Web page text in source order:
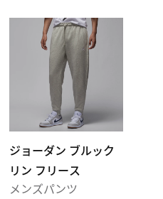
ジョーダン ブルック
リン フリース
メンズパンツ